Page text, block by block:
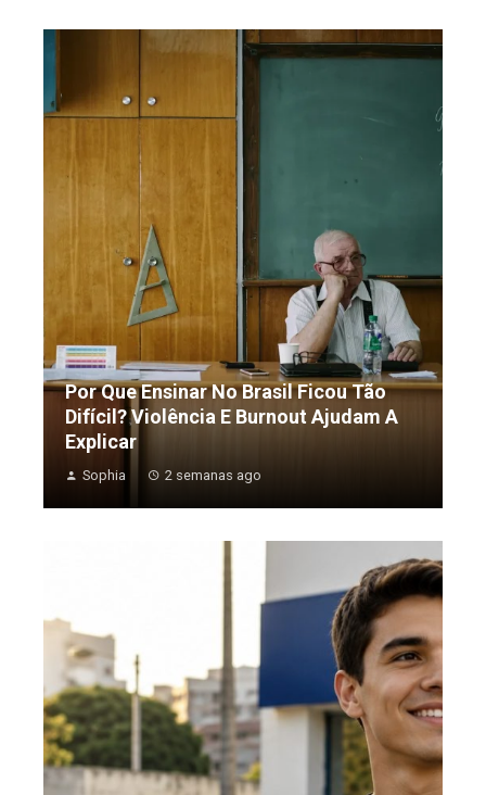
Por Que Ensinar No Brasil Ficou Tão
Difícil? Violência E Burnout Ajudam A
Explicar
Sophia 2 semanas ago